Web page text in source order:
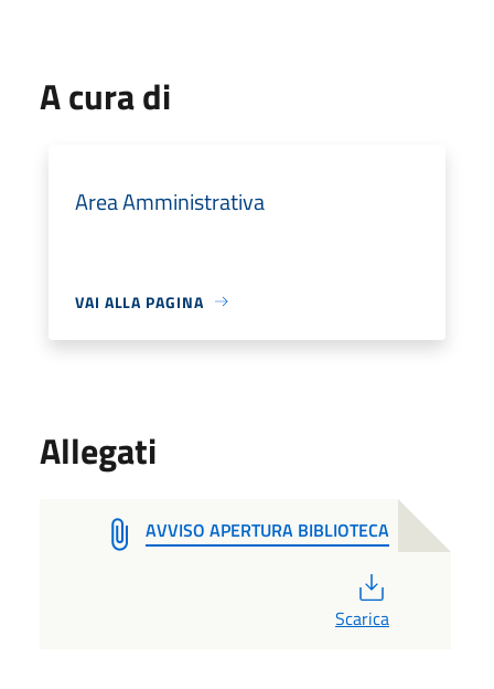
A cura di
Area Amministrativa
VAI ALLA PAGINA
Allegati
AVVISO APERTURA BIBLIOTECA
Scarica